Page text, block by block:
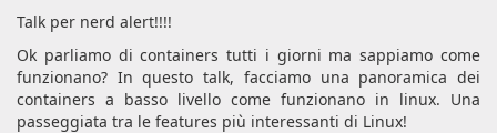
Talk per nerd alert!!!!
Ok parliamo di containers tutti i giorni ma sappiamo come
funzionano? In questo talk, facciamo una panoramica dei
containers a basso livello come funzionano in linux. Una
passeggiata tra le features più interessanti di Linux!